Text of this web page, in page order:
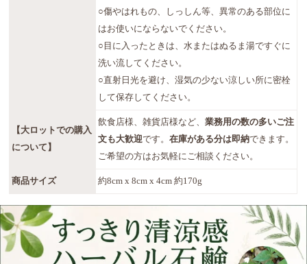
○傷やはれもの、しっしん等、異常のある部位に
はお使いにならないでください。
○目に入ったときは、水またはぬるま湯ですぐに
洗い流してください。
○直射日光を避け、湿気の少ない涼しい所に密栓
して保存してください。
【大ロットでの購入
について】
飲食店様、雑貨店様など、業務用の数の多いご注
文も大歓迎です。在庫がある分は即納できます。
ご希望の方はお気軽にご相談ください。
商品サイズ 約8cm x 8cm x 4cm 約170g